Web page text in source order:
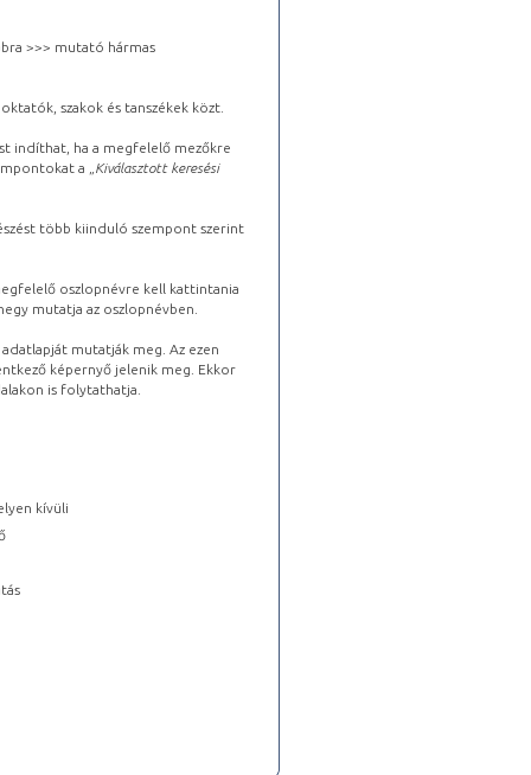
>>> mutató hármas
szakok és tanszékek közt.
indíthat, ha a megfelelő mezőkre
a „ Kiválasztott keresési
több kiinduló szempont szerint
oszlopnévre kell kattintania
mutatja az oszlopnévben.
mutatják meg. Az ezen
képernyő jelenik meg. Ekkor
is folytathatja.
kívüli